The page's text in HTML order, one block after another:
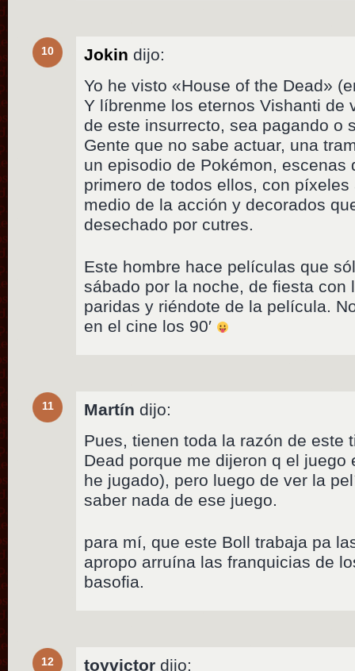
10 Jokin dijo:
Yo he visto «House of the Dead»
Y líbrenme los eternos Vishanti de
de este insurrecto, sea pagando o
Gente que no sabe actuar, una
un episodio de Pokémon, escenas
primero de todos ellos, con
medio de la acción y decorados
desechado por cutres.
Este hombre hace películas que
sábado por la noche, de fiesta con
paridas y riéndote de la película.
en el cine los 90′
11 Martín dijo:
Pues, tienen toda la razón de este
Dead porque me dijeron q el juego
he jugado), pero luego de ver la
saber nada de ese juego.
para mí, que este Boll trabaja pa
apropo arruína las franquicias de
basofia.
12 toyvictor dijo: